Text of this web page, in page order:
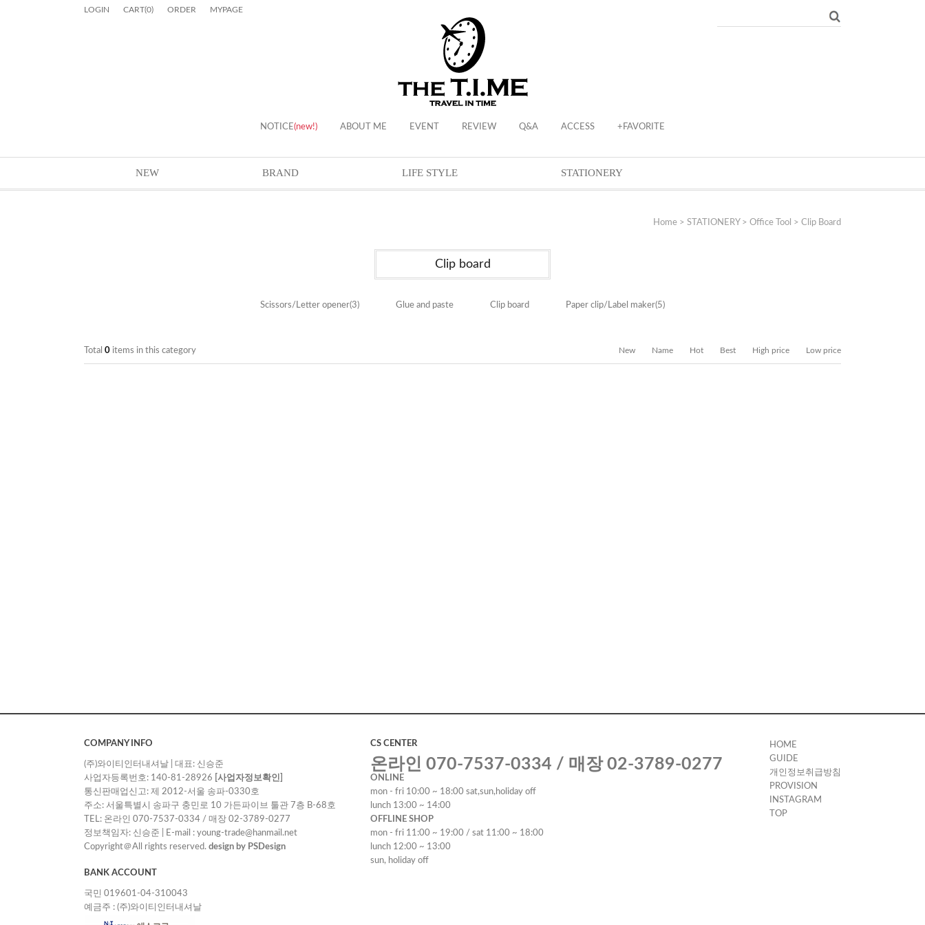
LOGIN CART(0) ORDER MYPAGE
NOTICE(new!) ABOUT ME EVENT REVIEW Q&A ACCESS +FAVORITE
NEW BRAND LIFE STYLE STATIONERY
Home > STATIONERY> Office Tool > Clip Board
Clip board
Scissors/Letter opener(3) Glue and paste Clip board Paper clip/Label maker(5)
Total 0 items in this category New Name Hot Best High price Low price
COMPANY INFO
(주)와이티인터내셔날 | 대표: 신승준
사업자등록번호: 140-81-28926
[사업자정보확인]
통신판매업신고: 제 2012-서울 송파-0330호
주소: 서울특별시 송파구 충민로 10 가든파이브 툴관 7층 B-68호
TEL: 온라인 070-7537-0334 / 매장 02-3789-0277
정보책임자: 신승준 | E-mail : young-trade@hanmail.net
Copyright＠All rights reserved. design by PSDesign
CS CENTER
온라인 070-7537-0334 / 매장 02-3789-0277
ONLINE
mon - fri 10:00 ~ 18:00 sat,sun,holiday off
lunch 13:00 ~ 14:00
OFFLINE SHOP
mon - fri 11:00 ~ 19:00 / sat 11:00 ~ 18:00
lunch 12:00 ~ 13:00
sun, holiday off
BANK ACCOUNT
국민 019601-04-310043
예금주 : (주)와이티인터내셔날
HOME
GUIDE
개인정보취급방침
PROVISION
INSTAGRAM
TOP